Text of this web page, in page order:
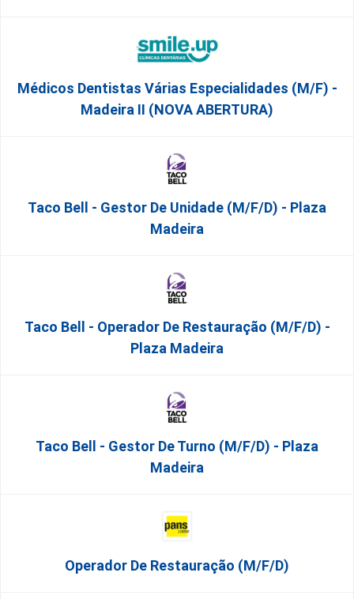
Médicos Dentistas Várias Especialidades (M/F) -
Madeira II (NOVA ABERTURA)
Taco Bell - Gestor De Unidade (m/f/d) - Plaza
Madeira
Taco Bell - Operador De Restauração (m/f/d) -
Plaza Madeira
Taco Bell - Gestor De Turno (m/f/d) - Plaza
Madeira
Operador De Restauração (m/f/d)